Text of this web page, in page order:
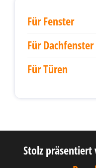
Für Fenster
Für Dachfenster
Für Türen
Stolz präsentiert